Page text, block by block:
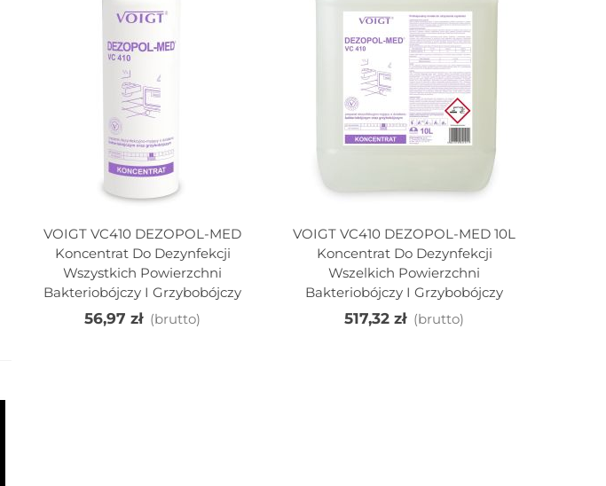
Dodaj Do Koszyka
VOIGT VC410 DEZOPOL-MED
Koncentrat Do Dezynfekcji
Wszystkich Powierzchni
Bakteriobójczy I Grzybobójczy
56,97 zł (brutto)
Dodaj Do Koszyka
VOIGT VC410 DEZOPOL-MED 10L
Koncentrat Do Dezynfekcji
Wszelkich Powierzchni
Bakteriobójczy I Grzybobójczy
517,32 zł (brutto)